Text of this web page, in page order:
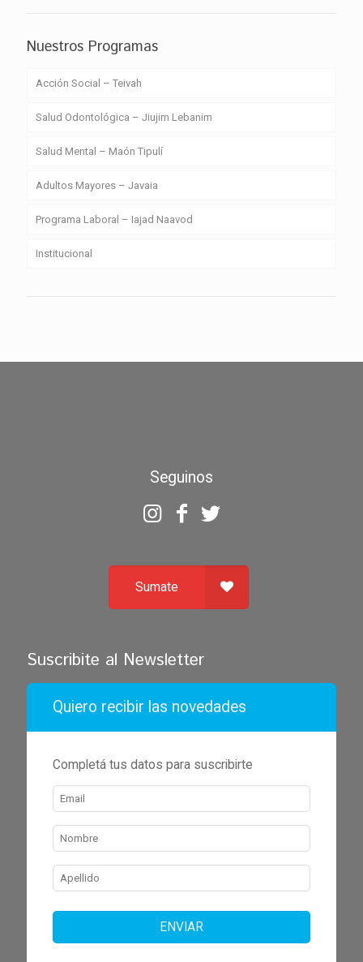
Nuestros Programas
Acción Social – Teivah
Salud Odontológica – Jiujim Lebanim
Salud Mental – Maón Tipulí
Adultos Mayores – Javaia
Programa Laboral – Iajad Naavod
Institucional
Seguinos
Sumate
Suscribite al Newsletter
Quiero recibir las novedades
Completá tus datos para suscribirte
ENVIAR